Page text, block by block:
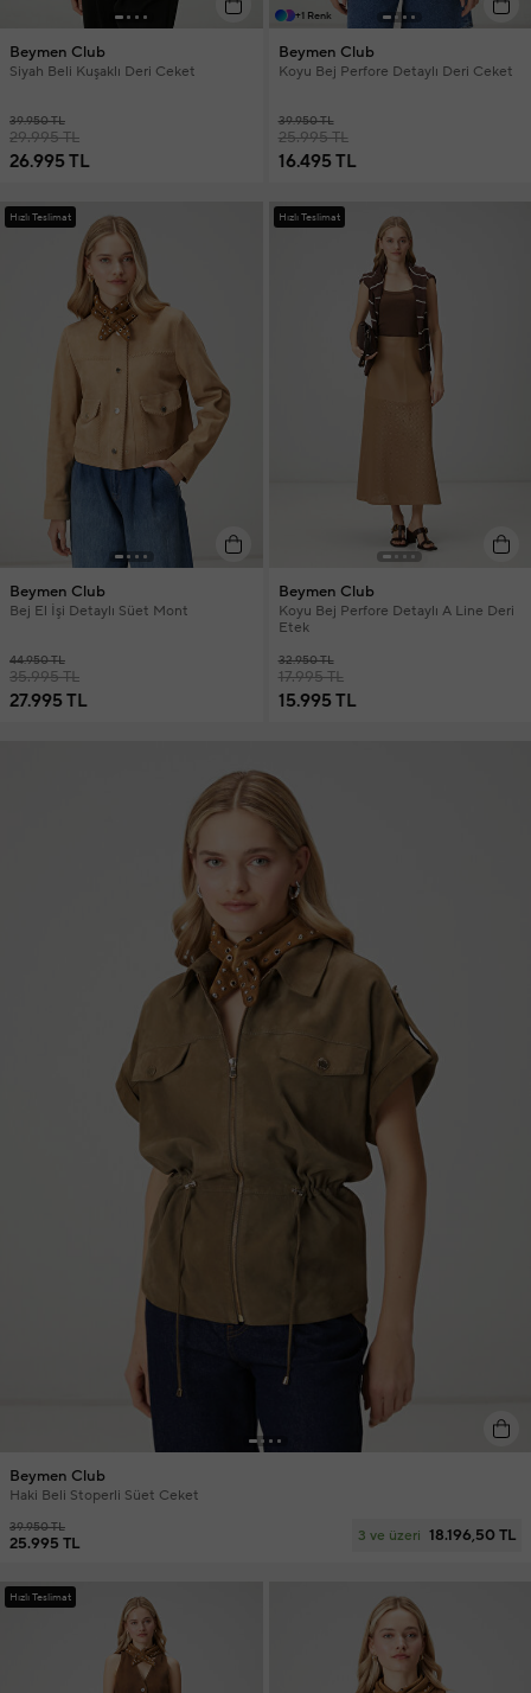
Beymen Club
Siyah Beli Kuşaklı Deri Ceket
39.950 TL
29.995 TL
26.995 TL
+1 Renk
Beymen Club
Koyu Bej Perfore Detaylı Deri Ceket
39.950 TL
25.995 TL
16.495 TL
Hızlı Teslimat
Beymen Club
Bej El İşi Detaylı Süet Mont
44.950 TL
35.995 TL
27.995 TL
Hızlı Teslimat
Beymen Club
Koyu Bej Perfore Detaylı A Line Deri
Etek
32.950 TL
17.995 TL
15.995 TL
Beymen Club
Haki Beli Stoperli Süet Ceket
39.950 TL
25.995 TL 3 ve üzeri 18.196,50 TL
Hızlı Teslimat